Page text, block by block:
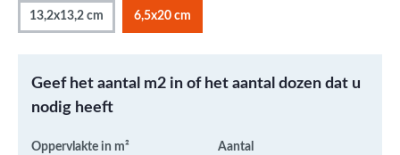
13,2x13,2 cm 6,5x20 cm
Geef het aantal m2 in of het aantal dozen dat u
nodig heeft
Oppervlakte in m² Aantal